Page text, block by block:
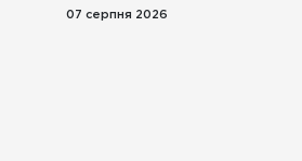
07 серпня 2026